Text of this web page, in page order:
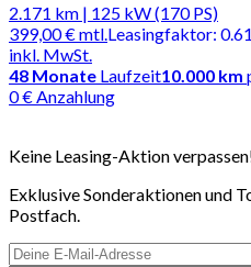
2.171 km | 125 kW (170 PS)
399,00 €mtl.
inkl. MwSt.
Leasingfaktor: 0.61
48 Monate Laufzeit10.000 km
0 € Anzahlung
Keine Leasing-Aktion
Exklusive Sonderaktionen und
Postfach.